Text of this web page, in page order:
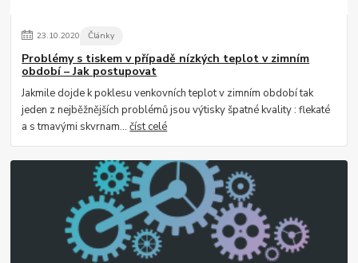
23.10.2020 Články
Problémy s tiskem v případě nízkých teplot v zimním
období – Jak postupovat
Jakmile dojde k poklesu venkovních teplot v zimním období tak
jeden z nejběžnějších problémů jsou výtisky špatné kvality : flekaté
a s tmavými skvrnam...číst celé